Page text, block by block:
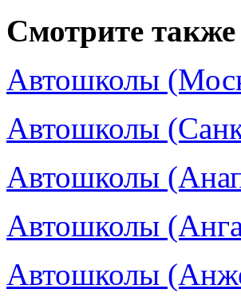
Смотрите
Автошколы
Автошколы
Автошколы
Автошколы
Автошколы